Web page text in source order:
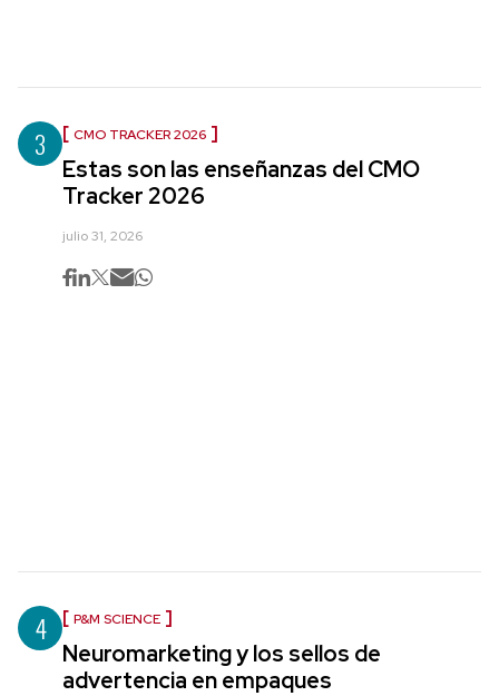
3 CMO TRACKER 2026
Estas son las enseñanzas del CMO
Tracker 2026
julio 31, 2026
4 P&M SCIENCE
Neuromarketing y los sellos de
advertencia en empaques